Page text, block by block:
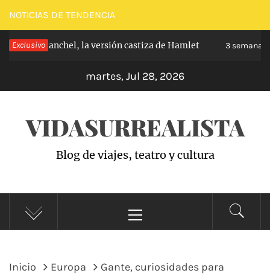
Saltar
al
contenido
NOTICIAS DE TENDENCIA
Exclusivo
de Carabanchel, la versión castiza de Hamlet 3 semanas
martes, Jul 28, 2026
VIDASURREALISTA
Blog de viajes, teatro y cultura
principal
Inicio Europa
Gante, curiosidades para